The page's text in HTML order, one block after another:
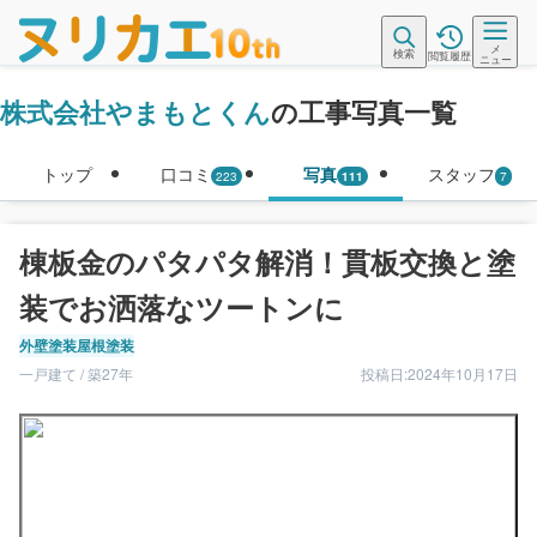
検索 閲覧履歴
メ
ニュー
株式会社やまもとくんの工事写真一覧
トップ 口コミ 223 写真 111 スタッフ 7
棟板金のパタパタ解消！貫板交換と塗
装でお洒落なツートンに
外壁塗装屋根塗装
一戸建て / 築27年 投稿日:2024年10月17日